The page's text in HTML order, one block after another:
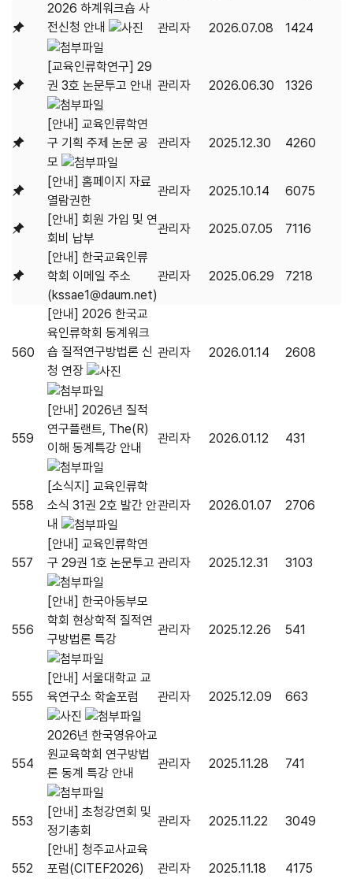
2026 하계워크숍 사
전신청 안내
관리자 2026.07.08 1424
[교육인류학연구] 29
권 3호 논문투고 안내 관리자 2026.06.30 1326
[안내] 교육인류학연
구 기획 주제 논문 공
모
관리자 2025.12.30 4260
[안내] 홈페이지 자료
열람권한
관리자 2025.10.14
6075
[안내] 회원 가입 및 연
회비 납부
관리자 2025.07.05
7116
[안내] 한국교육인류
학회 이메일 주소
(kssae1@daum.net)
관리자 2025.06.29 7218
560
[안내] 2026 한국교
육인류학회 동계워크
숍 질적연구방법론 신
청 연장
관리자 2026.01.14 2608
559
[안내] 2026년 질적
연구플랜트, The(R)
이해 동계특강 안내
관리자 2026.01.12 431
558
[소식지] 교육인류학
소식 31권 2호 발간 안
내
관리자 2026.01.07 2706
557
[안내] 교육인류학연
구 29권 1호 논문투고 관리자 2025.12.31 3103
556
[안내] 한국아동부모
학회 현상학적 질적연
구방법론 특강
관리자 2025.12.26 541
555
[안내] 서울대학교 교
육연구소 학술포럼
관리자 2025.12.09 663
554
2026년 한국영유아교
원교육학회 연구방법
론 동계 특강 안내
관리자 2025.11.28 741
553
[안내] 초청강연회 및
정기총회
관리자 2025.11.22 3049
552
[안내] 청주교사교육
포럼(CITEF2026)
관리자 2025.11.18 4175